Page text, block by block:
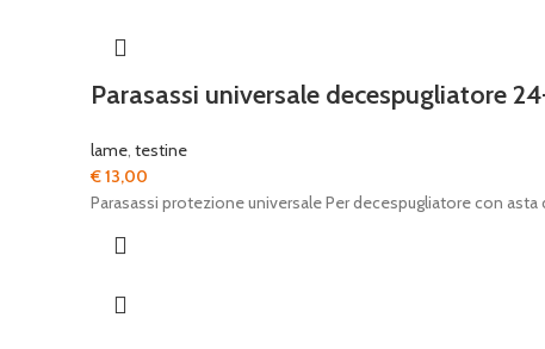
Parasassi universale decespugliatore
lame, testine
€13,00
Parasassi protezione universale Per decespugliatore con asta